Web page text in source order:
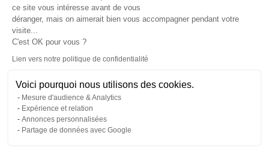
ce site vous intéresse avant de vous
déranger, mais on aimerait bien vous accompagner pendant votre
visite...
C'est OK pour vous ?
Lien vers notre politique de confidentialité
Voici pourquoi nous utilisons des cookies.
Mesure d'audience & Analytics
Expérience et relation
Annonces personnalisées
Partage de données avec Google
Modes de paiement acceptés
© Pier Import2026